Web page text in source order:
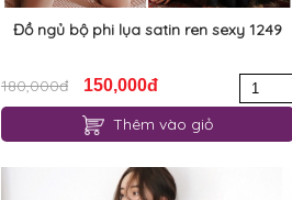
Đồ ngủ bộ phi lụa satin ren sexy 1249
180,000đ 150,000đ
Thêm vào giỏ